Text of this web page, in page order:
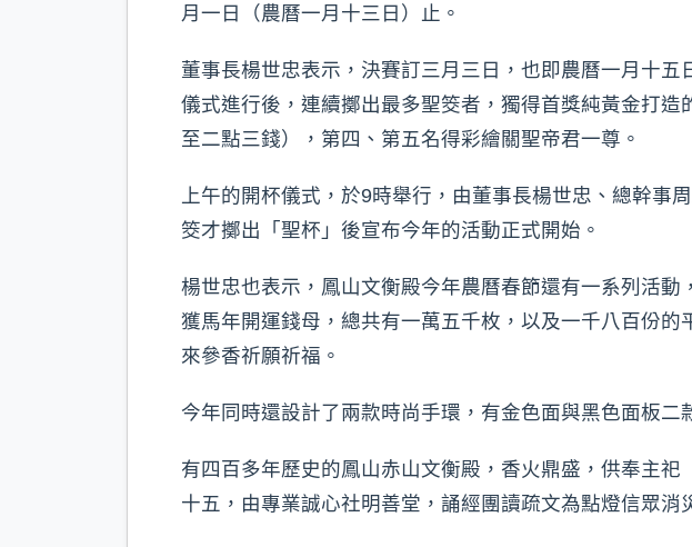
月一日（農曆一月十三日）止。
董事長楊世忠表示，決賽訂三月三日，也即農曆一月十
儀式進行後，連續擲出最多聖筊者，獨得首獎純黃金打
至二點三錢），第四、第五名得彩繪關聖帝君一尊。
上午的開杯儀式，於9時舉行，由董事長楊世忠、總幹
筊才擲出「聖杯」後宣布今年的活動正式開始。
楊世忠也表示，鳳山文衡殿今年農曆春節還有一系列活
獲馬年開運錢母，總共有一萬五千枚，以及一千八百份
來參香祈願祈福。
今年同時還設計了兩款時尚手環，有金色面與黑色面板
有四百多年歷史的鳳山赤山文衡殿，香火鼎盛，供奉主
十五，由專業誠心社明善堂，誦經團讀疏文為點燈信眾